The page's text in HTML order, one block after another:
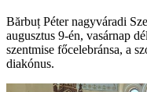
Bărbuț Péter nagyváradi
augusztus 9-én, vasárnap
szentmise főcelebránsa, a
diakónus.